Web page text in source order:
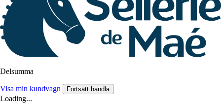
Delsumma
Visa min kundvagn Fortsätt handla
Loading...